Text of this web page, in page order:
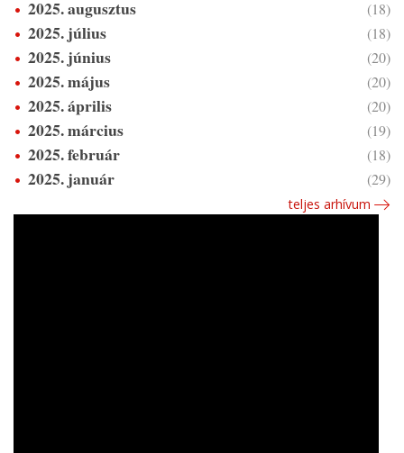
2025. augusztus (18)
2025. július (18)
2025. június (20)
2025. május (20)
2025. április (20)
2025. március (19)
2025. február (18)
2025. január (29)
teljes arhívum